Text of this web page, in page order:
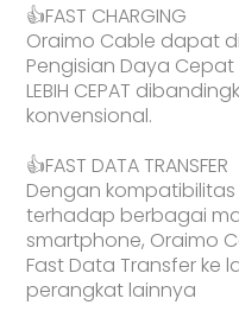
👍FAST CHARGING
Oraimo Cable dapat
Pengisian Daya Cepat
LEBIH CEPAT
konvensional.
👍FAST DATA TRANSFER
Dengan
terhadap berbagai
smartphone, Oraimo
Fast Data Transfer
perangkat lainnya